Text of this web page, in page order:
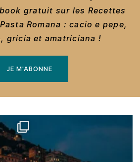
gratuit sur les Recettes
Romana : cacio e pepe,
gricia et amatriciana !
JE M'ABONNE